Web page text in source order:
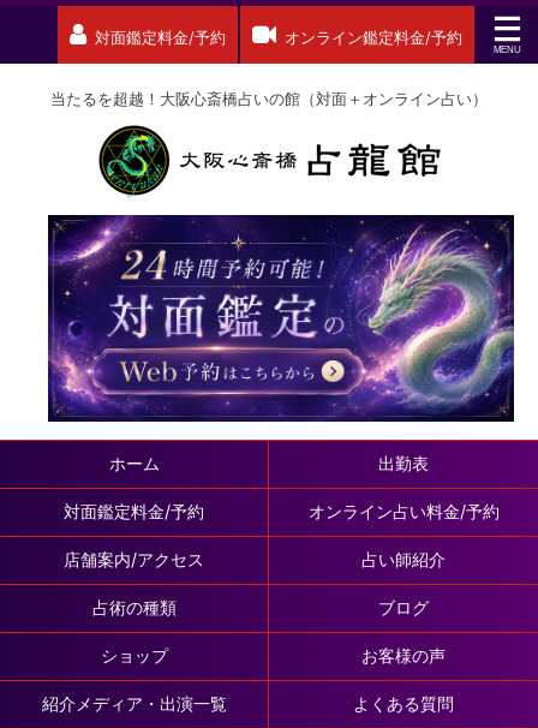
対面鑑定料金/予約 オンライン鑑定料金/予約
当たるを超越！大阪心斎橋占いの館（対面＋オンライン占い）
ホーム 出勤表
対面鑑定料金/予約 オンライン占い料金/予約
店舗案内/アクセス 占い師紹介
占術の種類 ブログ
ショップ お客様の声
紹介メディア・出演一覧 よくある質問